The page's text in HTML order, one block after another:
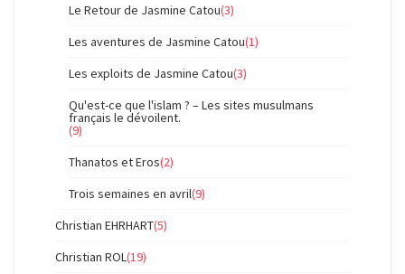
Le Retour de Jasmine Catou(3)
Les aventures de Jasmine Catou(1)
Les exploits de Jasmine Catou(3)
Qu'est-ce que l'islam ? – Les sites musulmans
français le dévoilent.
(9)
Thanatos et Eros(2)
Trois semaines en avril(9)
Christian EHRHART(5)
Christian ROL (19)